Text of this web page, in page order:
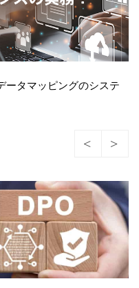
ータマッピングのシステ